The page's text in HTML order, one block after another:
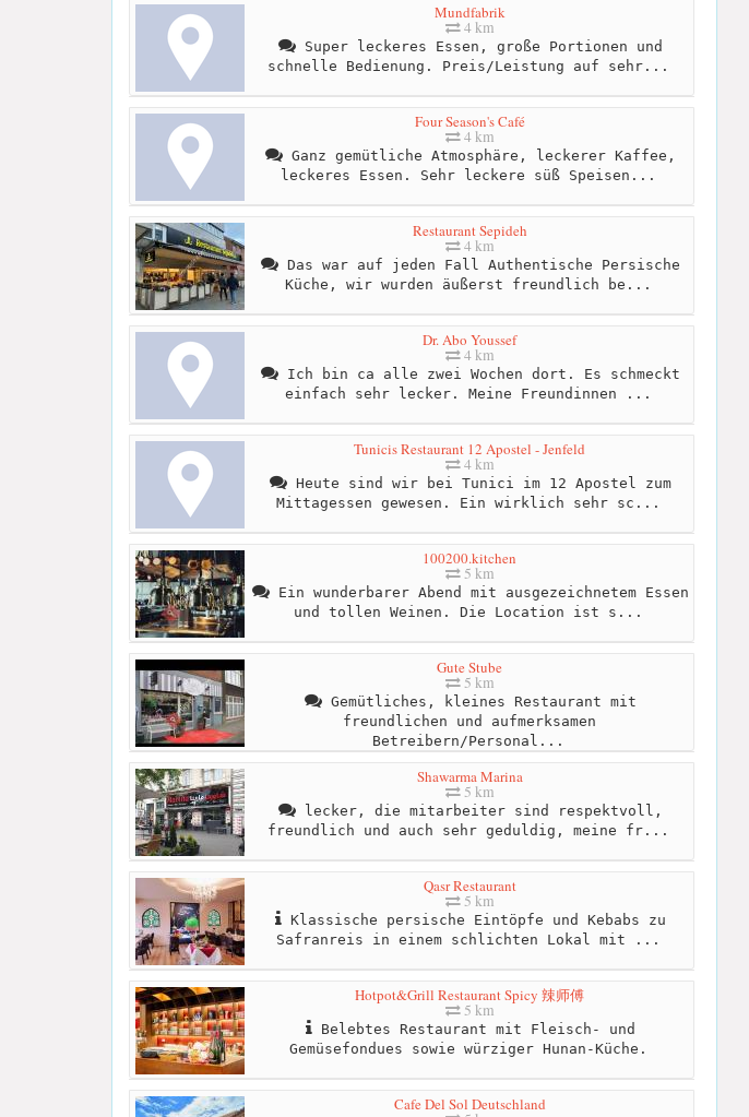
Mundfabrik
4 km
Super leckeres Essen, große Portionen und
schnelle Bedienung. Preis/Leistung auf sehr...
Four Season's Café
4 km
Ganz gemütliche Atmosphäre, leckerer Kaffee,
leckeres Essen. Sehr leckere süß Speisen...
Restaurant Sepideh
4 km
Das war auf jeden Fall Authentische Persische
Küche, wir wurden äußerst freundlich be...
Dr. Abo Youssef
4 km
Ich bin ca alle zwei Wochen dort. Es schmeckt
einfach sehr lecker. Meine Freundinnen ...
Tunicis Restaurant 12 Apostel - Jenfeld
4 km
Heute sind wir bei Tunici im 12 Apostel zum
Mittagessen gewesen. Ein wirklich sehr sc...
100200.kitchen
5 km
Ein wunderbarer Abend mit ausgezeichnetem Essen
und tollen Weinen. Die Location ist s...
Gute Stube
5 km
Gemütliches, kleines Restaurant mit
freundlichen und aufmerksamen
Betreibern/Personal...
Shawarma Marina
5 km
lecker, die mitarbeiter sind respektvoll,
freundlich und auch sehr geduldig, meine fr...
Qasr Restaurant
5 km
Klassische persische Eintöpfe und Kebabs zu
Safranreis in einem schlichten Lokal mit ...
Hotpot&Grill Restaurant Spicy 辣师傅
5 km
Belebtes Restaurant mit Fleisch- und
Gemüsefondues sowie würziger Hunan-Küche.
Cafe Del Sol Deutschland